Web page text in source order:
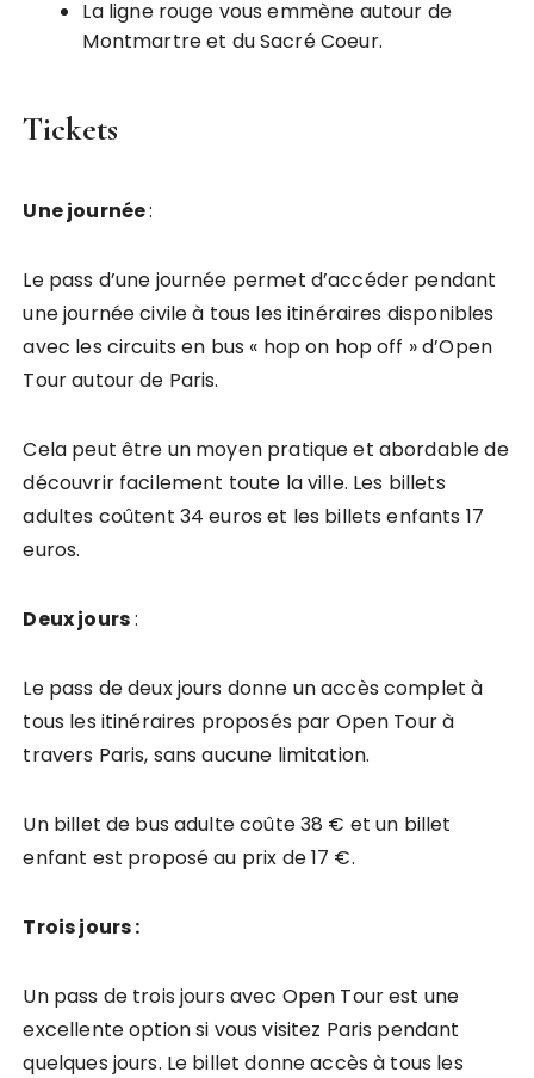
La ligne rouge vous emmène autour de
Montmartre et du Sacré Coeur.
Tickets
Une journée:
Le pass d’une journée permet d’accéder pendant
une journée civile à tous les itinéraires disponibles
avec les circuits en bus « hop on hop off » d’Open
Tour autour de Paris.
Cela peut être un moyen pratique et abordable de
découvrir facilement toute la ville. Les billets
adultes coûtent 34 euros et les billets enfants 17
euros.
Deux jours:
Le pass de deux jours donne un accès complet à
tous les itinéraires proposés par Open Tour à
travers Paris, sans aucune limitation.
Un billet de bus adulte coûte 38 € et un billet
enfant est proposé au prix de 17 €.
Trois jours :
Un pass de trois jours avec Open Tour est une
excellente option si vous visitez Paris pendant
quelques jours. Le billet donne accès à tous les